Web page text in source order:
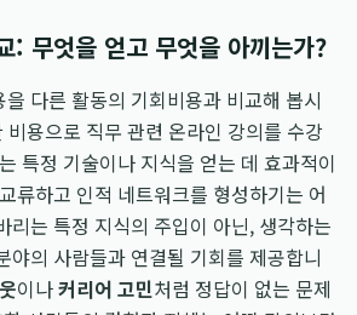
: 무엇을 얻고 무엇을 아끼는가?
다른 활동의 기회비용과 비교해 봅시
비용으로 직무 관련 온라인 강의를 수강
특정 기술이나 지식을 얻는 데 효과적이
류하고 인적 네트워크를 형성하기는 어
리는 특정 지식의 주입이 아닌, 생각하는
야의 사람들과 연결될 기회를 제공합니
이나커리어 고민처럼 정답이 없는 문제